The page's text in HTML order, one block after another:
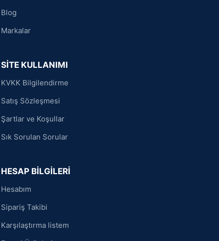
Blog
Markalar
SİTE KULLANIMI
KVKK Bilgilendirme
Satış Sözleşmesi
Şartlar ve Koşullar
Sık Sorulan Sorular
HESAP BİLGİLERİ
Hesabım
Sipariş Takibi
Karşılaştırma listem